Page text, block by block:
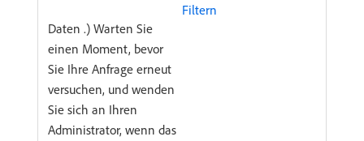
Filtern ​
Daten .) Warten Sie
einen Moment, bevor
Sie Ihre Anfrage erneut
versuchen, und wenden
Sie sich an Ihren
Administrator, wenn das